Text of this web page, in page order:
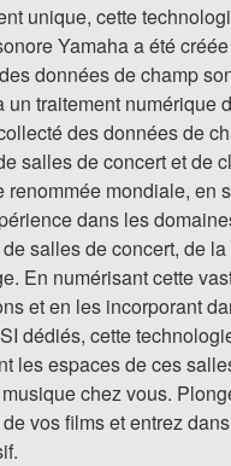
unique, cette
Yamaha a été
données de champ
un traitement numérique
des données de
salles de concert et de
renommée mondiale, en
dans les
salles de concert, de
En numérisant cette
et en les incorporant
dédiés, cette
les espaces de ces
chez vous.
vos films et entrez